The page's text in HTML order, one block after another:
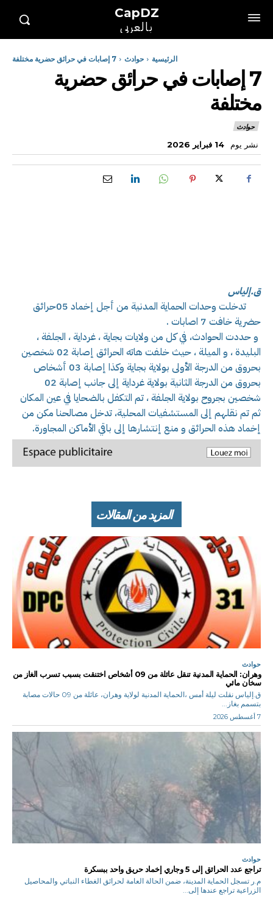
CapDZ
بالعربي
الرئيسية حوادث 7 إصابات في حرائق حضرية مختلفة
7 إصابات في حرائق حضرية
مختلفة
حوادث
نشر يوم 14 فبراير 2026
ق.إلياس
تدخلت وحدات الحماية المدنية من أجل إخماد 05حرائق
حضرية خافت 7 اصابات .
و حددت الحوادث، في كل من ولايات بجاية ، غرداية ، الجلفة ،
البليدة ، و الميلة ، حيث خلفت هاته الحرائق إصابة 02 شخصين
بحروق من الدرجة الأولى بولاية بجاية وكذا إصابة 03 أشخاص
بحروق من الدرجة الثانية بولاية غرداية إلى جانب إصابة 02
شخصين بجروح بولاية الجلفة ، تم التكفل بالضحايا في عين المكان
ثم تم نقلهم إلى المستشفيات المحلية، تدخل مصالحنا مكن من
إخماد هذه الحرائق و منع إنتشارها إلى باقي الأماكن المجاورة.
المزيد من المقالات
حوادث
وهران: الحماية المدنية تنقل عائلة من 09 أشخاص اختنقت بسبب تسرب الغاز من
سخان مائي
ق.إلياس نقلت ليلة أمس ،الحماية المدنية لولاية وهران، عائلة من 09 حالات مصابة
بتسمم بغاز...
7 أغسطس 2026
حوادث
تراجع عدد الحرائق إلى 5 وجاري إخماد حريق واحد ببسكرة
م.ر تسجل الحماية المدينة، ضمن الحالة العامة لحرائق الغطاء النباتي والمحاصيل
الزراعية تراجع عندها إلى...